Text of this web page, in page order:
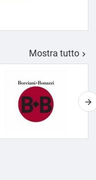
Mostra tutto 